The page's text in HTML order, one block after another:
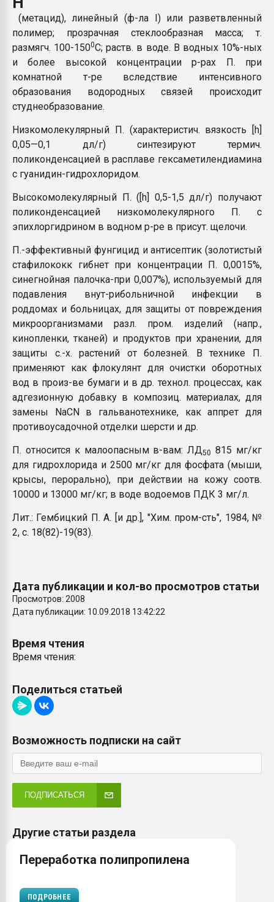
ПЕРЕЙТИ НА
(метацид), линейный (ф-ла I) или разветвленный
полимер; прозрачная стеклообразная масса; т.
размягч. 100-1500C; раств. в воде. В водных 10%-ных
и более высокой концентрации р-рах П. при
комнатной т-ре вследствие интенсивного
образования водородных связей происходит
студнеобразование.
Низкомолекулярный П. (характеристич. вязкость [h]
0,05—0,1 дл/г) синтезируют термич.
поликонденсацией в расплаве гексаметилендиамина
с гуанидин-гидрохлоридом.
Высокомолекулярный П. ([h] 0,5-1,5 дл/г) получают
поликонденсацией низкомолекулярного П. с
эпихлоргидрином в водном р-ре в присут. щелочи.
П.-эффективный фунгицид и антисептик (золотистый
стафилококк гибнет при концентрации П. 0,0015%,
синегнойная палочка-при 0,007%), используемый для
подавления внут-рибольничной инфекции в
роддомах и больницах, для защиты от повреждения
микроорганизмами разл. пром. изделий (напр.,
кинопленки, тканей) и продуктов при хранении, для
защиты с.-х. растений от болезней. В технике П.
применяют как флокулянт для очистки оборотных
вод в произ-ве бумаги и в др. технол. процессах, как
адгезионную добавку в композиц. материалах, для
замены NaCN в гальванотехнике, как аппрет для
противоусадочной отделки шерсти и др.
П. относится к малоопасным в-вам: ЛД50 815 мг/кг
для гидрохлорида и 2500 мг/кг для фосфата (мыши,
крысы, перорально), при действии на кожу соотв.
10000 и 13000 мг/кг; в воде водоемов ПДК 3 мг/л.
Лит.: Гембицкий П. А. [и др.], "Хим. пром-сть", 1984, №
2, с. 18(82)-19(83).
Дата публикации и кол-во просмотров статьи
Просмотров: 2008
Дата публикации: 10.09.2018 13:42:22
Время чтения
Время чтения:
Поделиться статьей
Возможность подписки на сайт
ПОДПИСАТЬСЯ
Другие статьи раздела
Переработка полипропилена
ПОДРОБНЕЕ